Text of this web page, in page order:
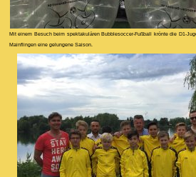
Mit einem Besuch beim spektakulären Bubblesoccer-Fußball krönte die D1-
Mainflingen eine gelungene Saison.